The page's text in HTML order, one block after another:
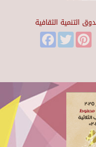
التنمية الثقافية
FacebookTwitter